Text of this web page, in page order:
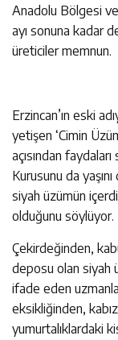
Anadolu Bölgesi
ayı sonuna kadar
üreticiler memnun.
Erzincan’ın eski
yetişen ‘Cimin
açısından
Kurusunu da
siyah üzümün
olduğunu söylüyor.
Çekirdeğinden,
deposu olan siyah
ifade eden
eksikliğinden,
yumurtalıklardaki